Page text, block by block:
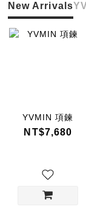
New Arrivals
YVMIN 項鍊
NT$7,680